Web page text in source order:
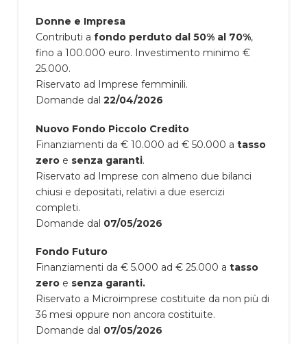
Donne e Impresa
Contributi a fondo perduto dal 50% al 70%,
fino a 100.000 euro. Investimento minimo €
25.000.
Riservato ad Imprese femminili.
Domande dal 22/04/2026
Nuovo Fondo Piccolo Credito
Finanziamenti da € 10.000 ad € 50.000 a tasso
zeroe senza garanti.
Riservato ad Imprese con almeno due bilanci
chiusi e depositati, relativi a due esercizi
completi.
Domande dal 07/05/2026
Fondo Futuro
Finanziamenti da € 5.000 ad € 25.000 a tasso
zeroe senza garanti.
Riservato a Microimprese costituite da non più di
36 mesi oppure non ancora costituite.
Domande dal 07/05/2026